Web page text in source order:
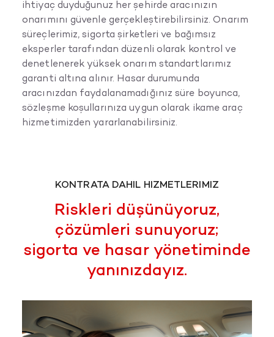
ihtiyaç duyduğunuz her şehirde aracınızın
onarımını güvenle gerçekleştirebilirsiniz. Onarım
süreçlerimiz, sigorta şirketleri ve bağımsız
eksperler tarafından düzenli olarak kontrol ve
denetlenerek yüksek onarım standartlarımız
garanti altına alınır. Hasar durumunda
aracınızdan faydalanamadığınız süre boyunca,
sözleşme koşullarınıza uygun olarak ikame araç
hizmetimizden yararlanabilirsiniz.
KONTRATA DAHİL HİZMETLERİMİZ
Riskleri düşünüyoruz,
çözümleri sunuyoruz;
sigorta ve hasar yönetiminde
yanınızdayız.